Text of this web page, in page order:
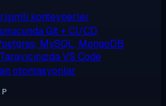
konteynerler
Git + CI/CD
MySQL, MongoDB
Tarayıcınızda VS Code
otomasyonlar